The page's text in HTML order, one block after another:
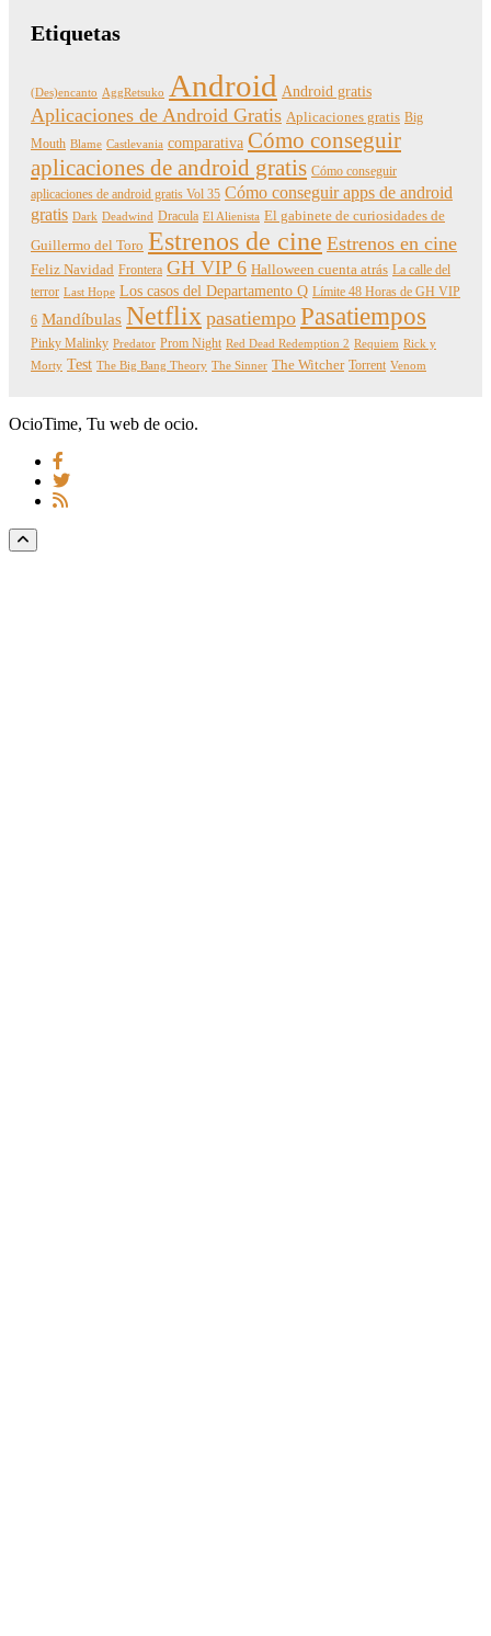
Etiquetas
(Des)encanto AggRetsuko Android Android gratis
Aplicaciones de Android Gratis Aplicaciones gratis Big
Mouth Blame Castlevania comparativa Cómo conseguir
aplicaciones de android gratis Cómo conseguir
aplicaciones de android gratis Vol 35 Cómo conseguir apps de android
gratis Dark Deadwind Dracula El Alienista El gabinete de curiosidades de
Guillermo del Toro Estrenos de cine Estrenos en cine
Feliz Navidad Frontera GH VIP 6 Halloween cuenta atrás La calle del
terror Last Hope Los casos del Departamento Q Límite 48 Horas de GH VIP
6 Mandíbulas Netflix pasatiempo Pasatiempos
Pinky Malinky Predator Prom Night Red Dead Redemption 2 Requiem Rick y
Morty Test The Big Bang Theory The Sinner The Witcher Torrent Venom
OcioTime, Tu web de ocio.